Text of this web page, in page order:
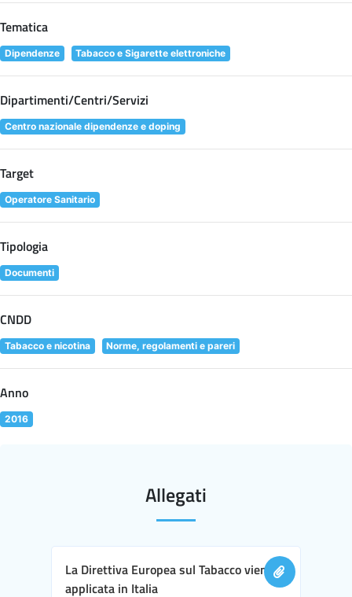
Tematica
Dipendenze Tabacco e Sigarette elettroniche
Dipartimenti/Centri/Servizi
Centro nazionale dipendenze e doping
Target
Operatore Sanitario
Tipologia
Documenti
CNDD
Tabacco e nicotina Norme, regolamenti e pareri
Anno
2016
Allegati
La Direttiva Europea sul Tabacco viene
applicata in Italia